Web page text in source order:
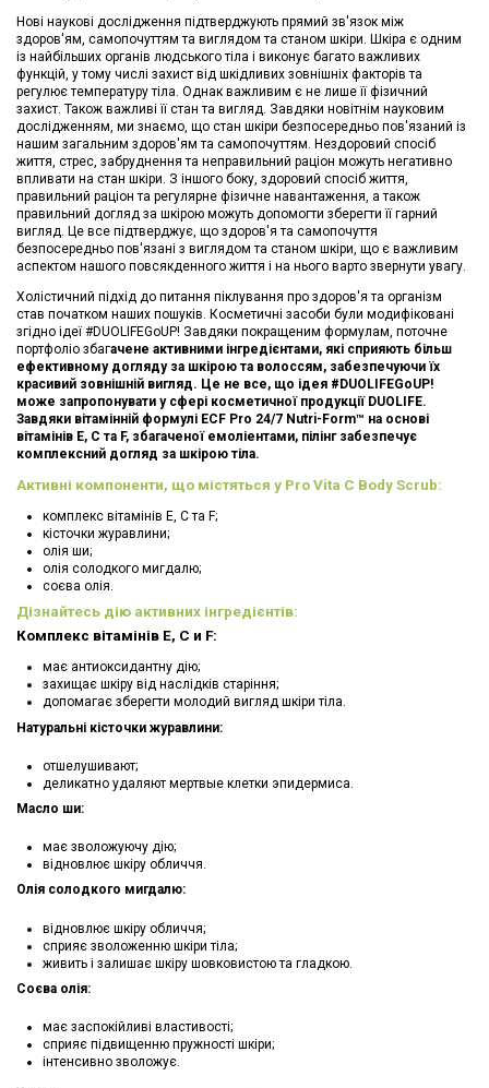
Нові наукові дослідження підтверджують прямий зв'язок між
здоров'ям, самопочуттям та виглядом та станом шкіри. Шкіра є одним
із найбільших органів людського тіла і виконує багато важливих
функцій, у тому числі захист від шкідливих зовнішніх факторів та
регулює температуру тіла. Однак важливим є не лише її фізичний
захист. Також важливі її стан та вигляд. Завдяки новітнім науковим
дослідженням, ми знаємо, що стан шкіри безпосередньо пов'язаний із
нашим загальним здоров'ям та самопочуттям. Нездоровий спосіб
життя, стрес, забруднення та неправильний раціон можуть негативно
впливати на стан шкіри. З іншого боку, здоровий спосіб життя,
правильний раціон та регулярне фізичне навантаження, а також
правильний догляд за шкірою можуть допомогти зберегти її гарний
вигляд. Це все підтверджує, що здоров'я та самопочуття
безпосередньо пов'язані з виглядом та станом шкіри, що є важливим
аспектом нашого повсякденного життя і на нього варто звернути увагу.
Холістичний підхід до питання піклування про здоров'я та організм
став початком наших пошуків. Косметичні засоби були модифіковані
згідно ідеї #DUOLIFEGoUP! Завдяки покращеним формулам, поточне
портфоліо збагачене активними інгредієнтами, які сприяють більш
ефективному догляду за шкірою та волоссям, забезпечуючи їх
красивий зовнішній вигляд. Це не все, що ідея #DUOLIFEGoUP!
може запропонувати у сфері косметичної продукції DUOLIFE.
Завдяки вітамінній формулі ECF Pro 24/7 Nutri-Form™ на основі
вітамінів E, C та F, збагаченої емоліентами, пілінг забезпечує
комплексний догляд за шкірою тіла.
Активні компоненти, що містяться у Pro Vita C Body Scrub:
комплекс вітамінів E, C та F;
кісточки журавлини;
олія ши;
олія солодкого мигдалю;
соєва олія.
Дізнайтесь дію активних інгредієнтів:
Комплекс вітамінів E, C и F:
має антиоксидантну дію;
захищає шкіру від наслідків старіння;
допомагає зберегти молодий вигляд шкіри тіла.
Натуральні кісточки журавлини:
отшелушивают;
деликатно удаляют мертвые клетки эпидермиса.
Масло ши:
має зволожуючу дію;
відновлює шкіру обличчя.
Олія солодкого мигдалю:
відновлює шкіру обличчя;
сприяє зволоженню шкіри тіла;
живить і залишає шкіру шовковистою та гладкою.
Соєва олія:
має заспокійливі властивості;
сприяє підвищенню пружності шкіри;
інтенсивно зволожує.